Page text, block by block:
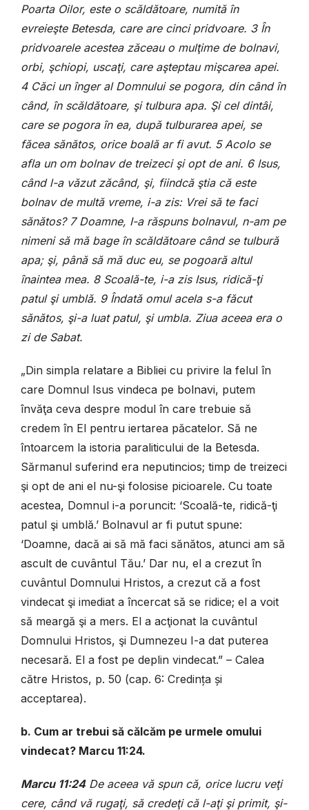
Poarta Oilor, este o scăldătoare, numită în
evreieşte Betesda, care are cinci pridvoare. 3 În
pridvoarele acestea zăceau o mulţime de bolnavi,
orbi, şchiopi, uscaţi, care aşteptau mişcarea apei.
4 Căci un înger al Domnului se pogora, din când în
când, în scăldătoare, şi tulbura apa. Şi cel dintâi,
care se pogora în ea, după tulburarea apei, se
făcea sănătos, orice boală ar fi avut. 5 Acolo se
afla un om bolnav de treizeci şi opt de ani. 6 Isus,
când l-a văzut zăcând, şi, fiindcă ştia că este
bolnav de multă vreme, i-a zis: Vrei să te faci
sănătos? 7 Doamne, I-a răspuns bolnavul, n-am pe
nimeni să mă bage în scăldătoare când se tulbură
apa; şi, până să mă duc eu, se pogoară altul
înaintea mea. 8 Scoală-te, i-a zis Isus, ridică-ţi
patul şi umblă. 9 Îndată omul acela s-a făcut
sănătos, şi-a luat patul, şi umbla. Ziua aceea era o
zi de Sabat.
„Din simpla relatare a Bibliei cu privire la felul în
care Domnul Isus vindeca pe bolnavi, putem
învăţa ceva despre modul în care trebuie să
credem în El pentru iertarea păcatelor. Să ne
întoarcem la istoria paraliticului de la Betesda.
Sărmanul suferind era neputincios; timp de treizeci
şi opt de ani el nu-şi folosise picioarele. Cu toate
acestea, Domnul i-a poruncit: ‘Scoală-te, ridică-ţi
patul şi umblă.’ Bolnavul ar fi putut spune:
‘Doamne, dacă ai să mă faci sănătos, atunci am să
ascult de cuvântul Tău.’ Dar nu, el a crezut în
cuvântul Domnului Hristos, a crezut că a fost
vindecat şi imediat a încercat să se ridice; el a voit
să meargă şi a mers. El a acţionat la cuvântul
Domnului Hristos, şi Dumnezeu I-a dat puterea
necesară. El a fost pe deplin vindecat.” – Calea
către Hristos, p. 50 (cap. 6: Credința și
acceptarea).
b. Cum ar trebui să călcăm pe urmele omului
vindecat? Marcu 11:24.
Marcu 11:24De aceea vă spun că, orice lucru veţi
cere, când vă rugaţi, să credeţi că l-aţi şi primit, şi-